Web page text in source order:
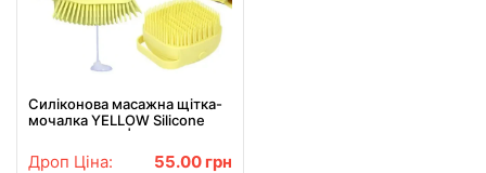
Силіконова масажна щітка-
мочалка YELLOW Silicone
Massage Bath | Мочалка для
купання | Щітка для тварин
Дроп Ціна: 55.00 грн